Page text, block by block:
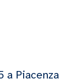
a Piacenza